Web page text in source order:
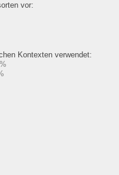
vor:
Kontexten verwendet: